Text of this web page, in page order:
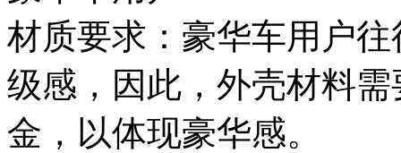
材质要求：豪华车用户
级感，因此，外壳材料
金，以体现豪华感。